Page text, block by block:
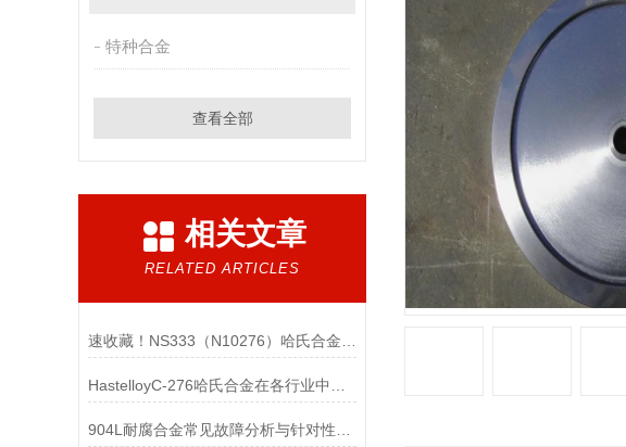
特种合金
查看全部
相关文章
RELATED ARTICLES